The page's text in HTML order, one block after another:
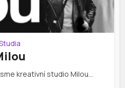
kreativní studio Milou…